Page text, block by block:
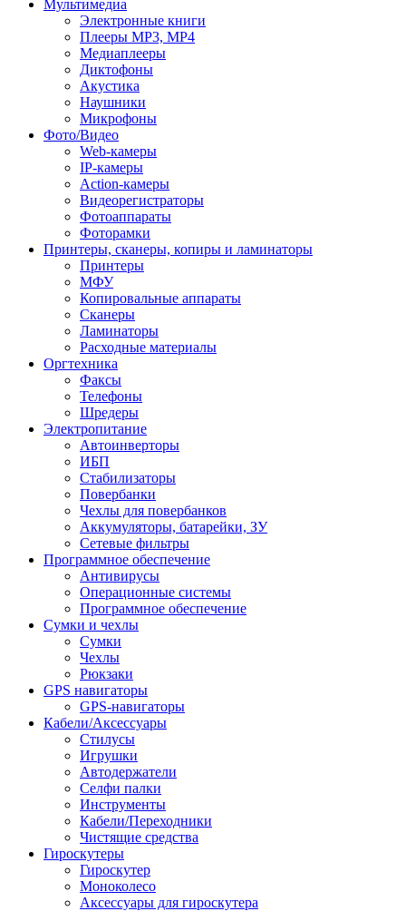
Мультимедиа
Электронные книги
Плееры MP3, MP4
Медиаплееры
Диктофоны
Акустика
Наушники
Микрофоны
Фото/Видео
Web-камеры
IP-камеры
Action-камеры
Видеорегистраторы
Фотоаппараты
Фоторамки
Принтеры, сканеры, копиры и ламинаторы
Принтеры
МФУ
Копировальные аппараты
Сканеры
Ламинаторы
Расходные материалы
Оргтехника
Факсы
Телефоны
Шредеры
Электропитание
Автоинверторы
ИБП
Стабилизаторы
Повербанки
Чехлы для повербанков
Аккумуляторы, батарейки, ЗУ
Сетевые фильтры
Программное обеспечение
Антивирусы
Операционные системы
Программное обеспечение
Сумки и чехлы
Сумки
Чехлы
Рюкзаки
GPS навигаторы
GPS-навигаторы
Кабели/Аксессуары
Стилусы
Игрушки
Автодержатели
Селфи палки
Инструменты
Кабели/Переходники
Чистящие средства
Гироскутеры
Гироскутер
Моноколесо
Аксессуары для гироскутера